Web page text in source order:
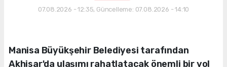
07.08.2026 - 12:35, Güncelleme: 07.08.2026 - 14:10
Manisa Büyükşehir Belediyesi tarafından
Akhisar'da ulaşımı rahatlatacak önemli bir yol